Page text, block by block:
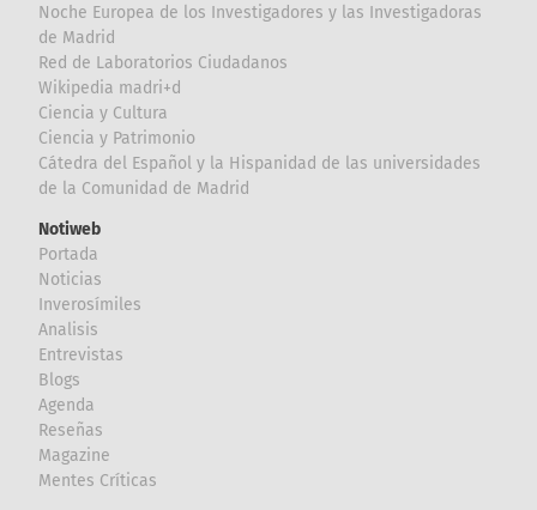
Noche Europea de los Investigadores y las Investigadoras
de Madrid
Red de Laboratorios Ciudadanos
Wikipedia madri+d
Ciencia y Cultura
Ciencia y Patrimonio
Cátedra del Español y la Hispanidad de las universidades
de la Comunidad de Madrid
Notiweb
Portada
Noticias
Inverosímiles
Analisis
Entrevistas
Blogs
Agenda
Reseñas
Magazine
Mentes Críticas